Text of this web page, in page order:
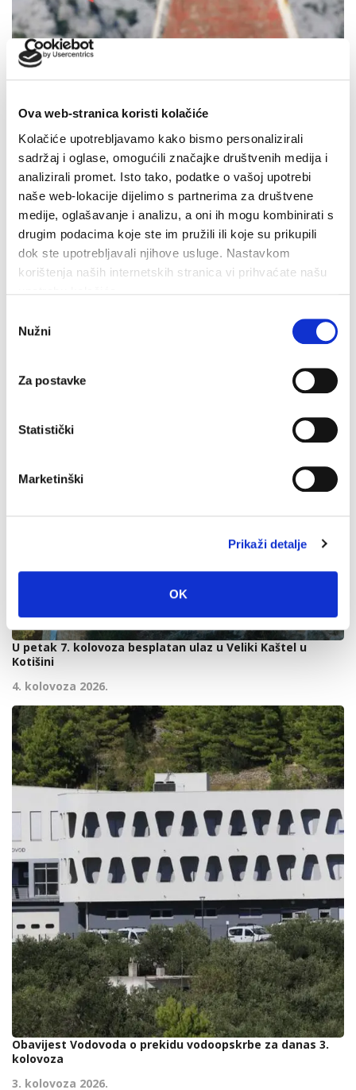
Ova web-stranica koristi kolačiće
Kolačiće upotrebljavamo kako bismo personalizirali
sadržaj i oglase, omogućili značajke društvenih medija i
analizirali promet. Isto tako, podatke o vašoj upotrebi
naše web-lokacije dijelimo s partnerima za društvene
medije, oglašavanje i analizu, a oni ih mogu kombinirati s
drugim podacima koje ste im pružili ili koje su prikupili
dok ste upotrebljavali njihove usluge. Nastavkom
korištenja naših internetskih stranica vi prihvaćate našu
pristanka
Nužni
Za postavke
Statistički
Marketinški
Prikaži detalje
OK
Dan pobjede i domovinske zahvalnosti i Dan hrvatskih
branitelja: Program obilježavanja u Makarskoj
U petak 7. kolovoza besplatan ulaz u Veliki Kaštel u
Kotišini
4. kolovoza 2026.
Obavijest Vodovoda o prekidu vodoopskrbe za danas 3.
kolovoza
3. kolovoza 2026.